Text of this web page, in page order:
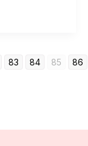
83 84 85 86